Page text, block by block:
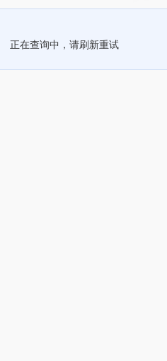
正在查询中，请刷新重试